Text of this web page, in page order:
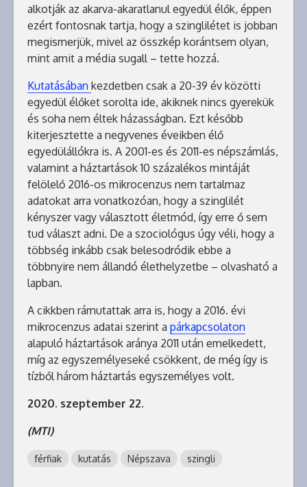
alkotják az akarva-akaratlanul egyedül élők, éppen
ezért fontosnak tartja, hogy a szinglilétet is jobban
megismerjük, mivel az összkép korántsem olyan,
mint amit a média sugall – tette hozzá.
Kutatásában kezdetben csak a 20-39 év közötti
egyedül élőket sorolta ide, akiknek nincs gyerekük
és soha nem éltek házasságban. Ezt később
kiterjesztette a negyvenes éveikben élő
egyedülállókra is. A 2001-es és 2011-es népszámlás,
valamint a háztartások 10 százalékos mintáját
felölelő 2016-os mikrocenzus nem tartalmaz
adatokat arra vonatkozóan, hogy a szinglilét
kényszer vagy választott életmód, így erre ő sem
tud választ adni. De a szociológus úgy véli, hogy a
többség inkább csak belesodródik ebbe a
többnyire nem állandó élethelyzetbe – olvasható a
lapban.
A cikkben rámutattak arra is, hogy a 2016. évi
mikrocenzus adatai szerint a párkapcsolaton
alapuló háztartások aránya 2011 után emelkedett,
míg az egyszemélyeseké csökkent, de még így is
tízből három háztartás egyszemélyes volt.
2020. szeptember 22.
(MTI)
férfiak kutatás Népszava szingli